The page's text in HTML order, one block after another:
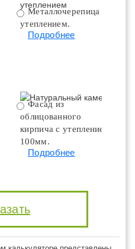
Металлочерепица с
утеплением.
Подробнее
Фасад из
облицованного
кирпича с утеплением
100мм.
Подробнее